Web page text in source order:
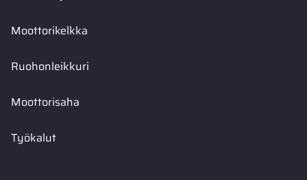
Moottorikelkka
Ruohonleikkuri
Moottorisaha
Työkalut